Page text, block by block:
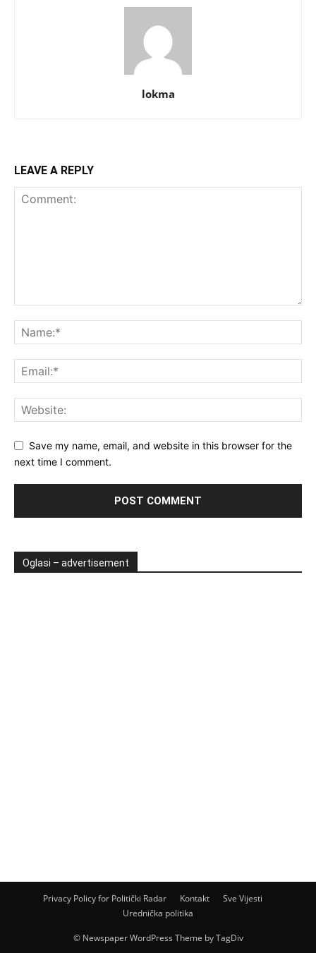
lokma
LEAVE A REPLY
Save my name, email, and website in this browser for the
next time I comment.
Oglasi – advertisement
Privacy Policy for Politički Radar Kontakt
Sve Vijesti
Urednička politika
© Newspaper WordPress Theme by TagDiv